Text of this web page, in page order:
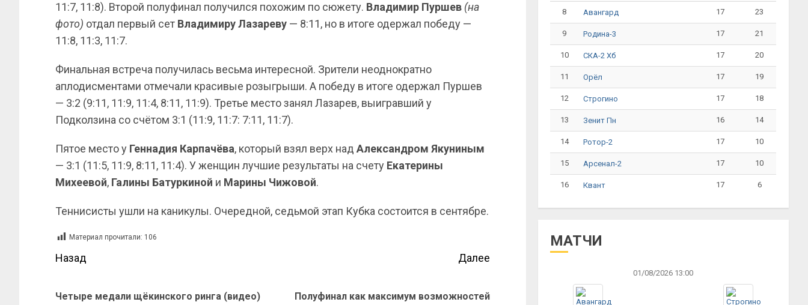
11:7, 11:8). Второй полуфинал получился похожим по сюжету. Владимир Пуршев (на
фото) отдал первый сет Владимиру Лазареву — 8:11, но в итоге одержал победу —
11:8, 11:3, 11:7.
Финальная встреча получилась весьма интересной. Зрители неоднократно
аплодисментами отмечали красивые розыгрыши. А победу в итоге одержал Пуршев
— 3:2 (9:11, 11:9, 11:4, 8:11, 11:9). Третье место занял Лазарев, выигравший у
Подколзина со счётом 3:1 (11:9, 11:7: 7:11, 11:7).
Пятое место у Геннадия Карпачёва, который взял верх над Александром Якуниным
— 3:1 (11:5, 11:9, 8:11, 11:4). У женщин лучшие результаты на счету Екатерины
Михеевой, Галины Батуркиной и Марины Чижовой.
Теннисисты ушли на каникулы. Очередной, седьмой этап Кубка состоится в сентябре.
Материал прочитали: 106
Назад
Четыре медали щёкинского ринга (видео)
Далее
Полуфинал как максимум возможностей
8 Авангард 17 23
9 Родина-3 17 21
10 СКА-2 Хб 17 20
11 Орёл 17 19
12 Строгино 17 18
13 Зенит Пн 16 14
14 Ротор-2 17 10
15 Арсенал-2 17 10
16 Квант 17 6
МАТЧИ
01/08/2026 13:00